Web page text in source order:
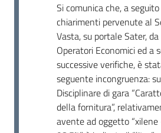
Si comunica che, a
chiarimenti pervenute al
Vasta, su portale Sater,
Operatori Economici ed a
successive verifiche, è
seguente incongruenza:
Disciplinare di gara
della fornitura”,
avente ad oggetto